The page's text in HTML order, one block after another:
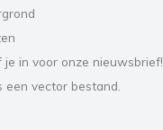
je in voor onze nieuwsbrief!
een vector bestand.